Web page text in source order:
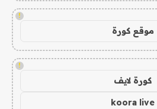
!
موقع كورة
!
كورة لايف
koora live